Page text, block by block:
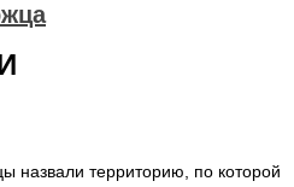
назвали территорию, по которой